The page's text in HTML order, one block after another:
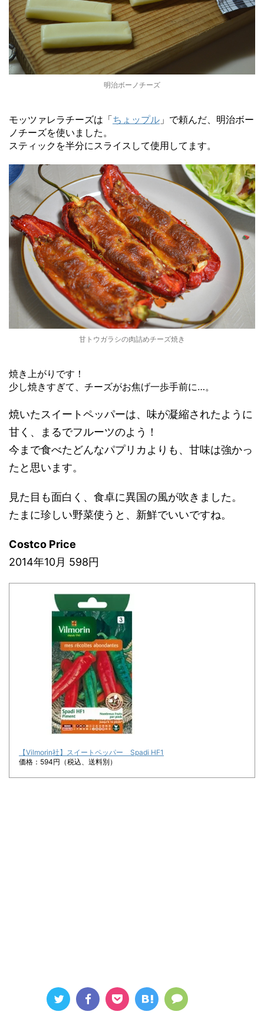
明治ボーノチーズ
モッツァレラチーズは「ちょップル 」で頼んだ、明治ボー
ノチーズを使いました。
スティックを半分にスライスして使用してます。
甘トウガラシの肉詰めチーズ焼き
焼き上がりです！
少し焼きすぎて、チーズがお焦げ一歩手前に…。
焼いたスイートペッパーは、味が凝縮されたように
甘く、まるでフルーツのよう！
今まで食べたどんなパプリカよりも、甘味は強かっ
たと思います。
見た目も面白く、食卓に異国の風が吹きました。
たまに珍しい野菜使うと、新鮮でいいですね。
Costco Price
2014年10月 598円
【Vilmorin社】スイートペッパー Spadi HF1
価格：594円（税込、送料別）